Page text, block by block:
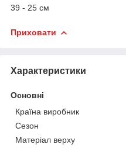
39 - 25 см
Приховати
Характеристики
Основні
Країна виробник
Сезон
Матеріал верху